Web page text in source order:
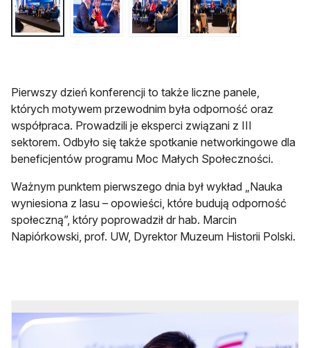
Pierwszy dzień konferencji to także liczne panele,
których motywem przewodnim była odporność oraz
współpraca. Prowadzili je eksperci związani z III
sektorem. Odbyło się także spotkanie networkingowe dla
beneficjentów programu Moc Małych Społeczności.
Ważnym punktem pierwszego dnia był wykład „Nauka
wyniesiona z lasu – opowieści, które budują odporność
społeczną”, który poprowadził dr hab. Marcin
Napiórkowski, prof. UW, Dyrektor Muzeum Historii Polski.